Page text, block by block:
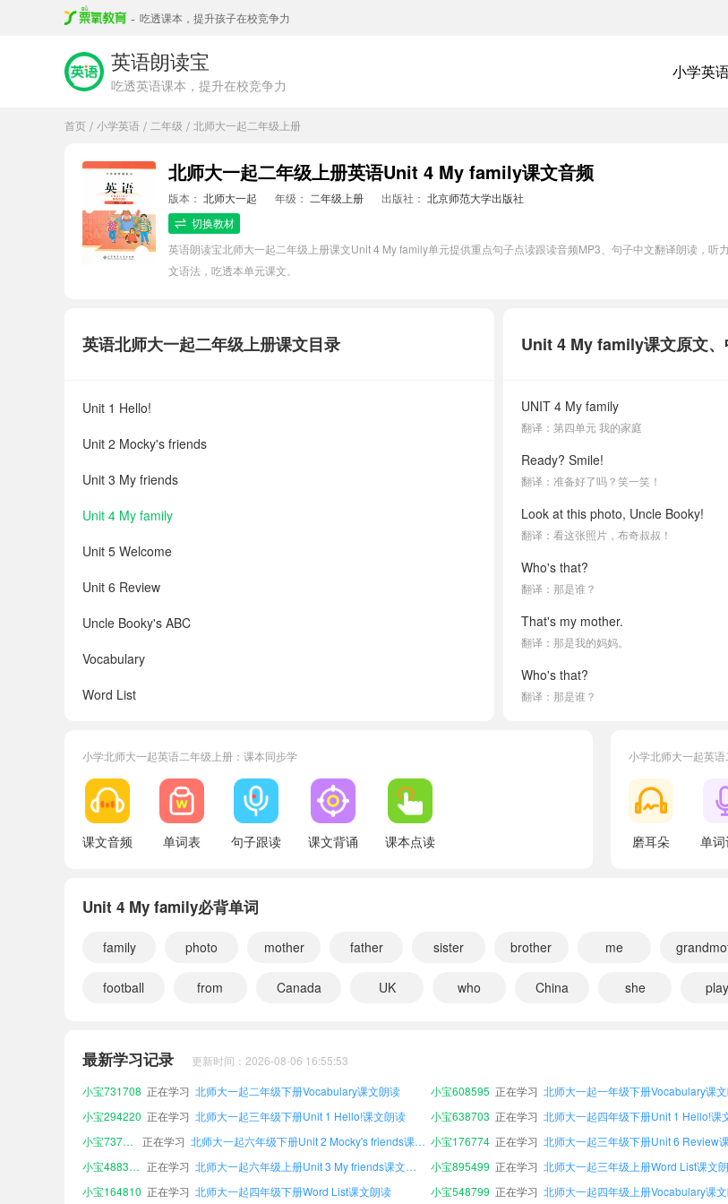
- 吃透课本，提升孩子在校竞争力
英语朗读宝
吃透英语课本，提升在校竞争力
小学英
首页 / 小学英语 / 二年级 / 北师大一起二年级上册
北师大一起二年级上册英语Unit 4 My family课文音频
版本： 北师大一起 年级： 二年级上册 出版社： 北京师范大学出版社
切换教材
英语朗读宝北师大一起二年级上册课文Unit 4 My family单元提供重点句子点读跟读音频MP3、句子中文翻译朗读，
文语法，吃透本单元课文。
Unit 4 My family课文原文
UNIT 4 My family
翻译：第四单元 我的家庭
Ready? Smile!
翻译：准备好了吗？笑一笑！
Look at this photo, Uncle Booky!
翻译：看这张照片，布奇叔叔！
Who's that?
翻译：那是谁？
That's my mother.
翻译：那是我的妈妈。
Who's that?
翻译：那是谁？
That's Ken.
Yes, Ken's my brother.
翻译：那是我！
This is my family!
英语北师大一起二年级上册课文目录
Unit 1 Hello!
Unit 2 Mocky's friends
Unit 3 My friends
Unit 4 My family
Unit 5 Welcome
Unit 6 Review
Uncle Booky's ABC
Vocabulary
Word List
小学北师大一起英语二年级上册：课本同步学
课文音频 单词表 句子跟读 课文背诵 课本点读
小学北师大一起英
磨耳朵 单
Unit 4 My family必背单词
family photo mother father sister brother me
football from Canada UK who China she play
最新学习记录 更新时间：2026-08-06 16:55:53
小宝731708 正在学习 北师大一起二年级下册Vocabulary课文朗读
小宝294220 正在学习 北师大一起三年级下册Unit 1 Hello!课文朗读 小宝638703 正在学习 北师大一起四年级下册Unit 1 Hello!课
小宝737685
正在学习 小宝176774 正在学习 北师大一起三年级下册Unit 6 Review课
小宝488300
正在学习 北师大一起六年级上册Unit 3 My friends课文朗读 小宝895499 正在学习 北师大一起三年级上册Word List课文
小宝164810 正在学习 北师大一起四年级下册Word List课文朗读 小宝548799 正在学习 北师大一起四年级上册Vocabulary课文
小宝512460 正在学习 北师大一起二年级下册Unit 4 My family课文朗读 小宝536145 正在学习 北师大一起五年级下册Unit 6 Review课